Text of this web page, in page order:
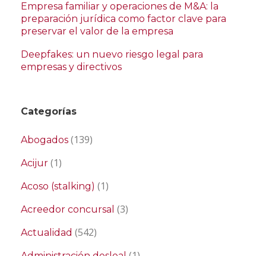
Empresa familiar y operaciones de M&A: la
preparación jurídica como factor clave para
preservar el valor de la empresa
Deepfakes: un nuevo riesgo legal para
empresas y directivos
Categorías
Abogados (139)
Acijur (1)
Acoso (stalking) (1)
Acreedor concursal (3)
Actualidad (542)